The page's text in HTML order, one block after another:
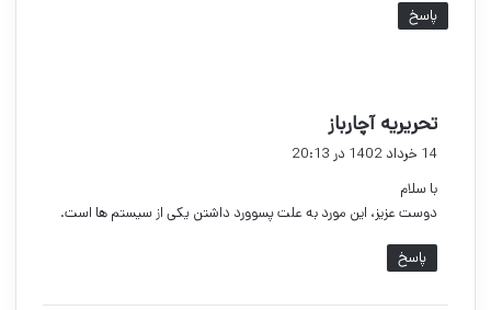
پاسخ
تحریریه آچارباز
ف
14 خرداد 1402 در 20:13
با سلام
دوست عزیز، این مورد به علت پسوورد داشتن یکی از سیستم ها است.
پاسخ